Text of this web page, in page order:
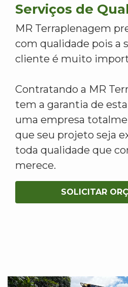
Serviços de
MR Terraplenagem
com qualidade pois a
cliente é muito
Contratando a MR
tem a garantia de
uma empresa
que seu projeto seja
toda qualidade que
merece.
SOLICITAR